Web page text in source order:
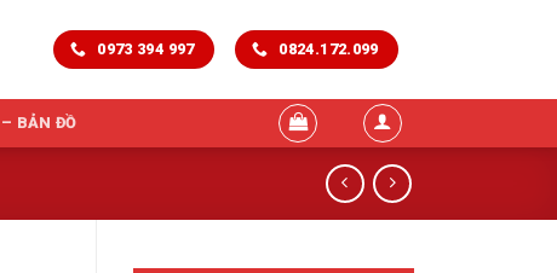
0973 394 997 0824.172.099
BẢN ĐỒ